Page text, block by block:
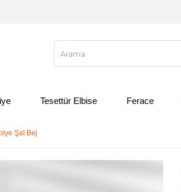
Tesettür Elbise Ferace
Şal Bej